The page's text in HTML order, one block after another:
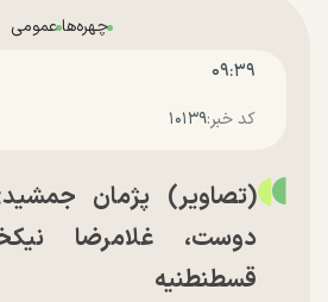
چهره‌هاعمومی
۰۹:۳۹
کد خبر:۱۰۱۳۹
(تصاویر) پژمان
دوست، غلامرضا
قسطنطنیه